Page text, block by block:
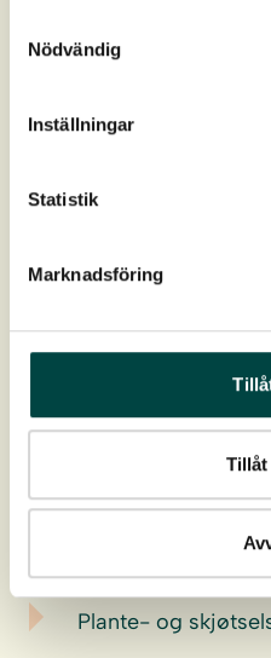
Nödvändig
Inställningar
Statistik
Marknadsföring
Blomstring:
Høyde:
Utbredelser:
Vokseplass:
Plante- og